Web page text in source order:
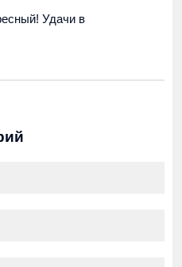
Удачи в